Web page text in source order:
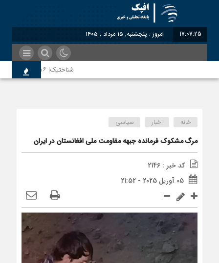
17:07:26 امروز : پنجشنبه, ۱۵ مرداد , ۱۴۰۵
شناختیک| ۸۶ درصد مهاجران حامی ایران در جنگ؛ ۷۵ درصد مهاجران دولت چهاردهم را خیرخواه خود نمی‌دانند
رضا صادقی: بدرقه میهمان با توهین،
خانه اخبار سیاسی
مرگ مشکوک فرمانده جبهه مقاومت ملی افغانستان در ایران
کد خبر : 2146
05 آوریل 2025 - 21:52